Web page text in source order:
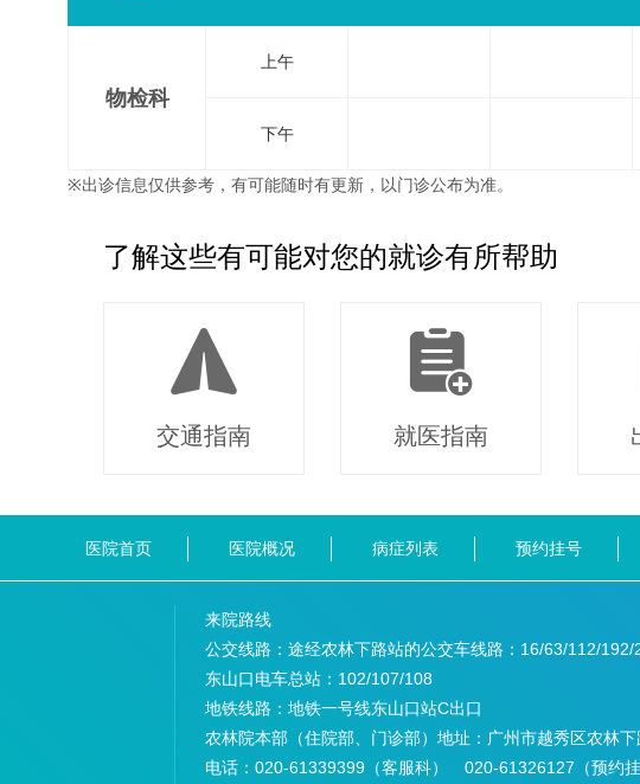
物检科
上午
下午
※出诊信息仅供参考，有可能随时有更新，以门诊公布为准。
了解这些有可能对您的就诊有所帮助
交通指南 就医指南
医院首页 医院概况 病症列表 预约挂号
来院路线
公交线路：途经农林下路站的公交车线路： 16/63/112/
东山口电车总站： 102/107/108
地铁线路： 地铁一号线东山口站C出口
农林院本部（住院部、门诊部）地址： 广州市越秀区农林
电话： 020-61339399（客服科） 020-61326127（预约